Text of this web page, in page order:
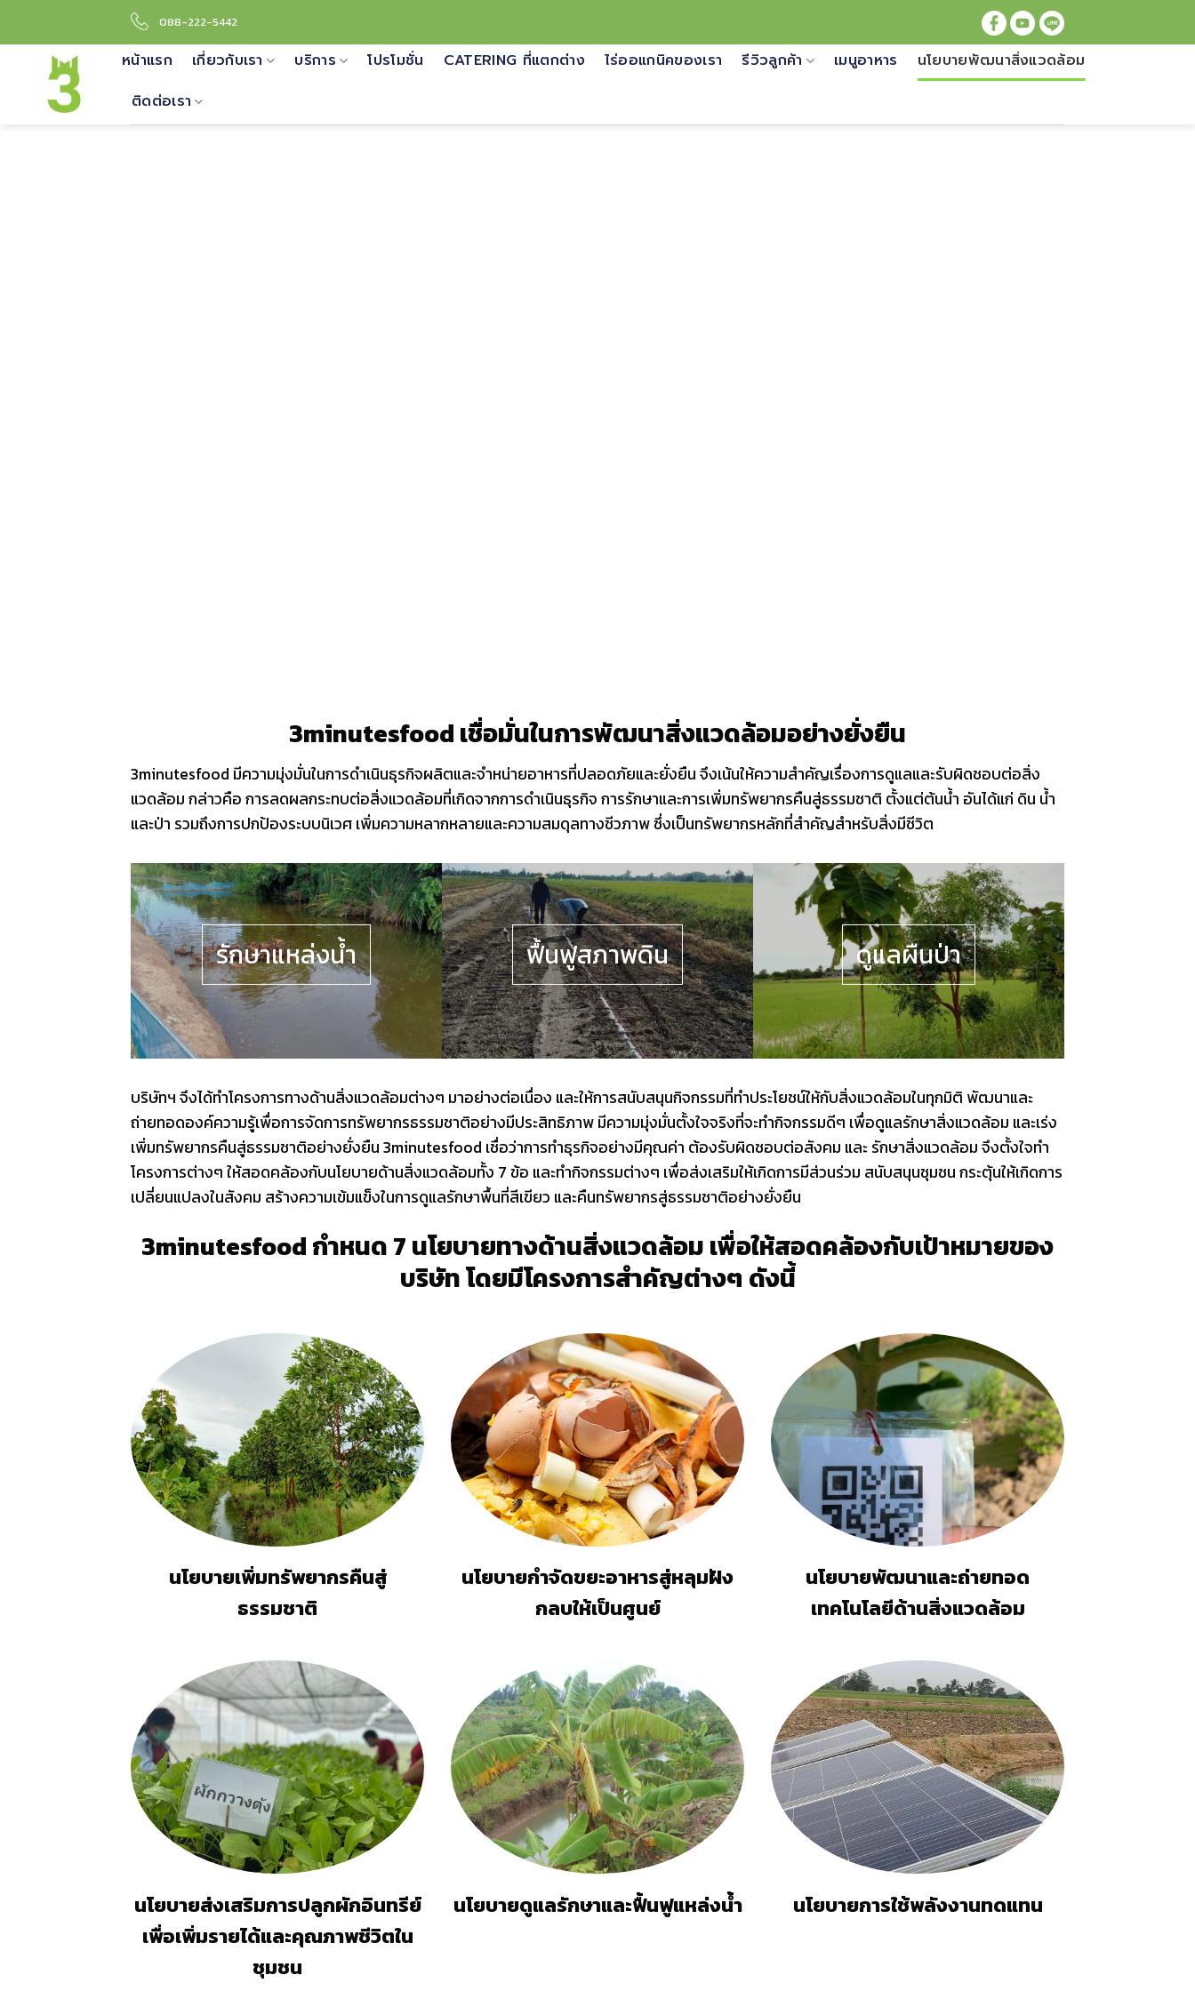
content
088-222-5442
หน้าแรก เกี่ยวกับเรา บริการ โปรโมชั่น CATERING ที่แตกต่าง ไร่ออแกนิคของเรา รีวิวลูกค้า เมนูอาหาร
นโยบายพัฒนาสิ่งแวดล้อม
ติดต่อเรา
3minutesfood เชื่อมั่นในการพัฒนาสิ่งแวดล้อมอย่างยั่งยืน
3minutesfood มีความมุ่งมั่นในการดำเนินธุรกิจผลิตและจำหน่ายอาหารที่ปลอดภัยและยั่งยืน จึงเน้นให้ความสำคัญเรื่องการดูแลและรับผิดชอบต่อสิ่ง
แวดล้อม กล่าวคือ การลดผลกระทบต่อสิ่งแวดล้อมที่เกิดจากการดำเนินธุรกิจ การรักษาและการเพิ่มทรัพยากรคืนสู่ธรรมชาติ ตั้งแต่ต้นน้ำ อันได้แก่ ดิน น้ำ
และป่า รวมถึงการปกป้องระบบนิเวศ เพิ่มความหลากหลายและความสมดุลทางชีวภาพ ซึ่งเป็นทรัพยากรหลักที่สำคัญสำหรับสิ่งมีชีวิต
รักษาแหล่งน้ำ ฟื้นฟูสภาพดิน ดูแลผืนป่า
บริษัทฯ จึงได้ทำโครงการทางด้านสิ่งแวดล้อมต่างๆ มาอย่างต่อเนื่อง และให้การสนับสนุนกิจกรรมที่ทำประโยชน์ให้กับสิ่งแวดล้อมในทุกมิติ พัฒนาและ
ถ่ายทอดองค์ความรู้เพื่อการจัดการทรัพยากรธรรมชาติอย่างมีประสิทธิภาพ มีความมุ่งมั่นตั้งใจจริงที่จะทำกิจกรรมดีๆ เพื่อดูแลรักษาสิ่งแวดล้อม และเร่ง
เพิ่มทรัพยากรคืนสู่ธรรมชาติอย่างยั่งยืน 3minutesfood เชื่อว่าการทำธุรกิจอย่างมีคุณค่า ต้องรับผิดชอบต่อสังคม และ รักษาสิ่งแวดล้อม จึงตั้งใจทำ
โครงการต่างๆ ให้สอดคล้องกับนโยบายด้านสิ่งแวดล้อมทั้ง 7 ข้อ และทำกิจกรรมต่างๆ เพื่อส่งเสริมให้เกิดการมีส่วนร่วม สนับสนุนชุมชน กระตุ้นให้เกิดการ
เปลี่ยนแปลงในสังคม สร้างความเข้มแข็งในการดูแลรักษาพื้นที่สีเขียว และคืนทรัพยากรสู่ธรรมชาติอย่างยั่งยืน
3minutesfood กำหนด 7 นโยบายทางด้านสิ่งแวดล้อม เพื่อให้สอดคล้องกับเป้าหมายของ
บริษัท โดยมีโครงการสำคัญต่างๆ ดังนี้
นโยบายเพิ่มทรัพยากรคืนสู่
ธรรมชาติ
นโยบายกำจัดขยะอาหารสู่หลุมฝัง
กลบให้เป็นศูนย์
นโยบายพัฒนาและถ่ายทอด
เทคโนโลยีด้านสิ่งแวดล้อม
นโยบายส่งเสริมการปลูกผักอินทรีย์
เพื่อเพิ่มรายได้และคุณภาพชีวิตใน
ชุมชน
นโยบายดูแลรักษาและฟื้นฟูแหล่งน้ำ นโยบายการใช้พลังงานทดแทน